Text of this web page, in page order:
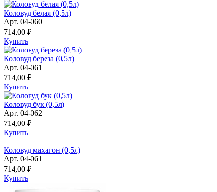
Коловуд белая (0,5л)
Арт. 04-060
714,00 ₽
Купить
Коловуд береза (0,5л)
Арт. 04-061
714,00 ₽
Купить
Коловуд бук (0,5л)
Арт. 04-062
714,00 ₽
Купить
Коловуд махагон (0,5л)
Арт. 04-061
714,00 ₽
Купить